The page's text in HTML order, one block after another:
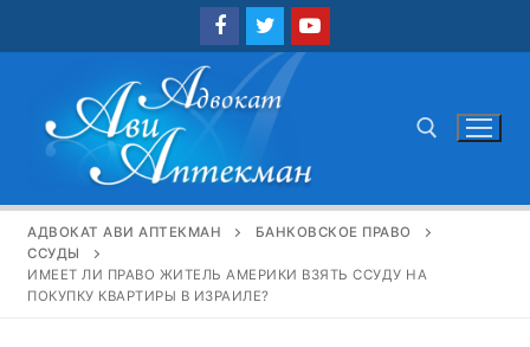
Найти:
АДВОКАТ АВИ АПТЕКМАН
БАНКОВСКОЕ ПРАВО
ССУДЫ
ИМЕЕТ ЛИ ПРАВО ЖИТЕЛЬ АМЕРИКИ ВЗЯТЬ ССУДУ НА
ПОКУПКУ КВАРТИРЫ В ИЗРАИЛЕ?